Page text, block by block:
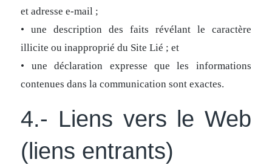
et adresse e-mail ;
• une description des faits révélant le caractère
illicite ou inapproprié du Site Lié ; et
• une déclaration expresse que les informations
contenues dans la communication sont exactes.
4.- Liens vers le Web
(liens entrants)